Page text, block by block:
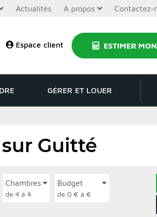
Actualités A propos Contactez-
Espace client ESTIMER
GÉRER ET LOUER
Guitté
Chambres
de 4 à 4
Budget
de 0 € à €